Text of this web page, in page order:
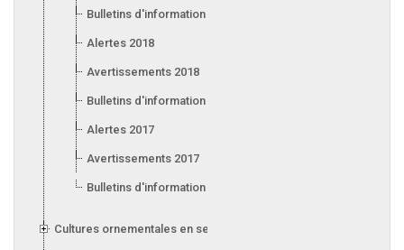
Bulletins d'information 2019
Alertes 2018
Avertissements 2018
Bulletins d'information 2018
Alertes 2017
Avertissements 2017
Bulletins d'information 2017
Cultures ornementales en serre